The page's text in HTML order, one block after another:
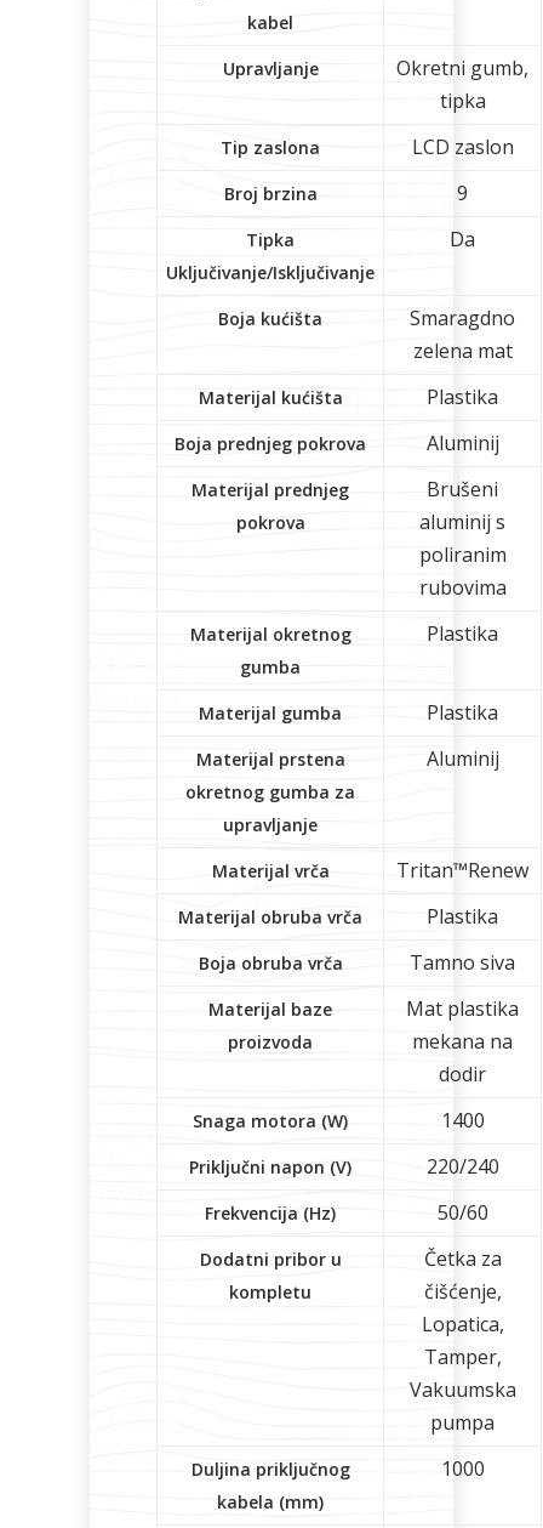
kabel
Upravljanje
Okretni gumb,
tipka
Tip zaslona LCD zaslon
Broj brzina 9
Tipka
Uključivanje/Isključivanje
Da
Boja kućišta
Smaragdno
zelena mat
Materijal kućišta Plastika
Boja prednjeg pokrova Aluminij
Materijal prednjeg
pokrova
Brušeni
aluminij s
poliranim
rubovima
Materijal okretnog
gumba
Plastika
Materijal gumba Plastika
Materijal prstena
okretnog gumba za
upravljanje
Aluminij
Materijal vrča Tritan™Renew
Materijal obruba vrča Plastika
Boja obruba vrča Tamno siva
Materijal baze
proizvoda
Mat plastika
mekana na
dodir
Snaga motora (W) 1400
Priključni napon (V) 220/240
Frekvencija (Hz) 50/60
Dodatni pribor u
kompletu
Četka za
čišćenje,
Lopatica,
Tamper,
Vakuumska
pumpa
Duljina priključnog
kabela (mm)
1000